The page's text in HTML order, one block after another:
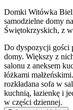
Domki Witówka
samodzielne domy
Świętokrzyskich, z
Do dyspozycji gości
domy. Większy z
salonu z aneksem
łóżkami
rozkładana sofa w
kuchnią, łazienkę i
w części dziennej.